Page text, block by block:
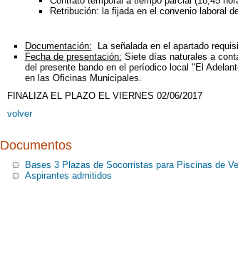
Retribución: la fijada en el convenio laboral
Documentación: La señalada en el apartado
Fecha de presentación: Siete días naturales a
del presente bando en el períodico local "El
en las Oficinas Municipales.
FINALIZA EL PLAZO EL VIERNES 02/06/2017
volver
Documentos
Bases 3 Plazas de Socorristas para Piscinas de
Aspirantes admitidos